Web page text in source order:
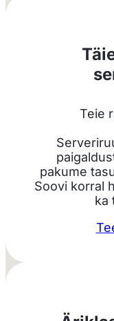
Teie
pakume
Soovi korral
ka